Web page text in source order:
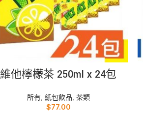
維他檸檬茶 250ml x 24包
所有, 紙包飲品 茶類
$77.00